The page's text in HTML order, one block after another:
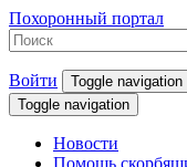
Похоронный портал
Войти
Toggle navigation
Toggle navigation
Новости
Помощь